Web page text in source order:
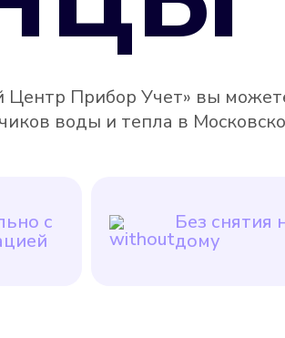
Прибор Учет» вы
воды и тепла в
с Без снятия
дому